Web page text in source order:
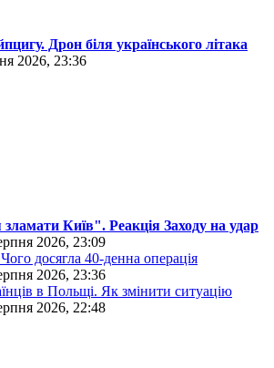
Дрон біля українського літака
2026, 23:36
Київ". Реакція Заходу на удар
2026, 23:09
досягла 40-денна операція
2026, 23:36
в Польщі. Як змінити ситуацію
2026, 22:48